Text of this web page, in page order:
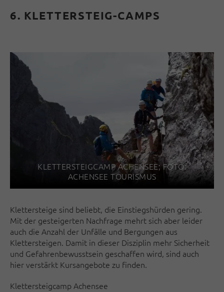
6. KLETTERSTEIG-CAMPS
KLETTERSTEIGCAMP ACHENSEE; FOTO:
ACHENSEE TOURISMUS
Klettersteige sind beliebt, die Einstiegshürden gering.
Mit der gesteigerten Nachfrage mehrt sich aber leider
auch die Anzahl der Unfälle und Bergungen aus
Klettersteigen. Damit in dieser Disziplin mehr Sicherheit
und Gefahrenbewusstsein geschaffen wird, sind auch
hier verstärkt Kursangebote zu finden.
Klettersteigcamp Achensee